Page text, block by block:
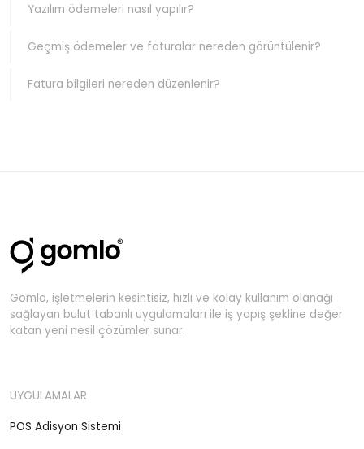
Yazılım ödemeleri nasıl yapılır?
Geçmiş ödemeler ve faturalar nereden görüntülenir?
Fatura bilgileri nereden düzenlenir?
Gomlo, işletmelerin kesintisiz, hızlı ve kolay kullanım olanağı
sağlayan bulut tabanlı uygulamaları ile iş yapış şekline değer
katan yeni nesil çözümler sunar.
UYGULAMALAR
POS Adisyon Sistemi